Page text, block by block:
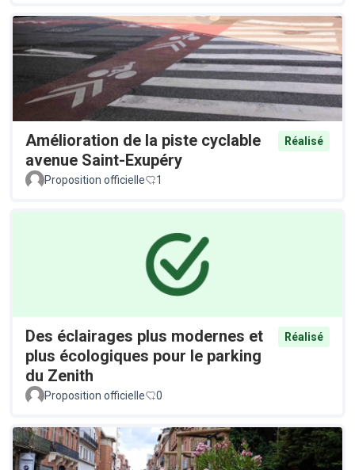
Amélioration de la piste cyclable
avenue Saint-Exupéry
Réalisé
Proposition officielle 1
Des éclairages plus modernes et
plus écologiques pour le parking
du Zenith
Réalisé
Proposition officielle 0